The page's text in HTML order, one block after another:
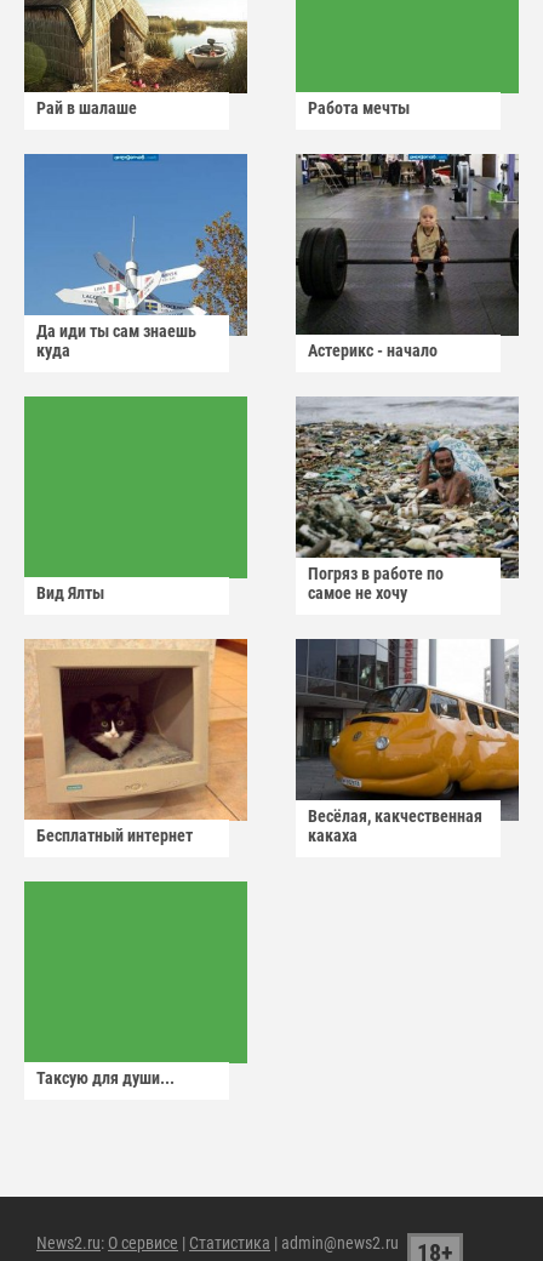
Рай в шалаше Работа мечты
Да иди ты сам знаешь
куда
Астерикс - начало
Вид Ялты
Погряз в работе по
самое не хочу
Бесплатный интернет
Весёлая, какчественная
какаха
Таксую для души...
News2.ru: О сервисе | Статистика | admin@news2.ru 18+